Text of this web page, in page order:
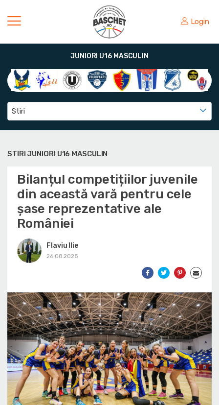
Login
JUNIORI U16 MASCULIN
Stiri
STIRI JUNIORI U16 MASCULIN
Bilanțul competițiilor juvenile
din această vară pentru cele
șase reprezentative ale
României
Flaviu Ilie
26.08.2025